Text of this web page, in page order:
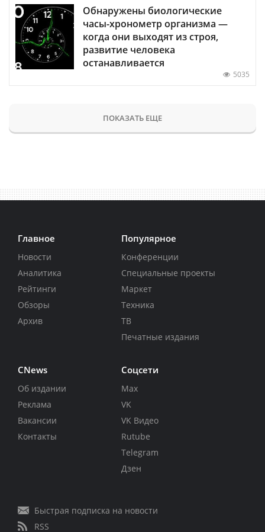
Обнаружены биологические
часы-хронометр организма —
когда они выходят из строя,
развитие человека
останавливается
5035
ПОКАЗАТЬ ЕЩЕ
Главное
Новости
Аналитика
Рейтинги
Обзоры
Архив
Популярное
Конференции
Специальные проекты
Маркет
Техника
ТВ
Печатные издания
CNews
Об издании
Реклама
Вакансии
Контакты
Соцсети
Max
VK
VK Видео
Rutube
Telegram
Дзен
Быстрая подписка на новости
RSS